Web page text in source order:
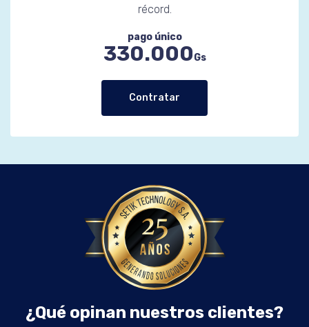
récord.
pago único
330.000Gs
Contratar
¿Qué opinan nuestros clientes?